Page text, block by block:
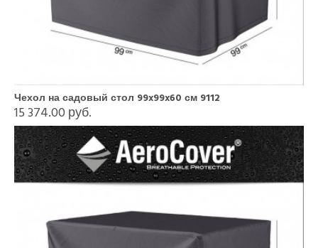
Чехол на садовый стол 99x99x60 см 9112
15 374.00 руб.